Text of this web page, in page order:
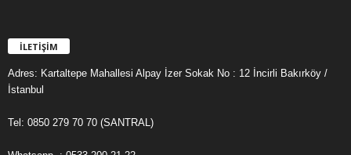
İLETİŞİM
Adres: Kartaltepe Mahallesi Alpay İzer Sokak No : 12 İncirli Bakırköy /
İstanbul
Tel: 0850 279 70 70 (SANTRAL)